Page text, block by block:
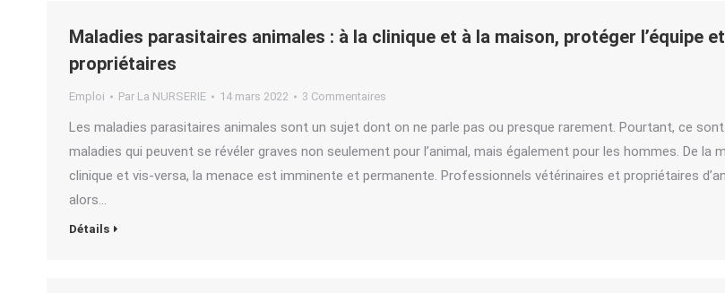
Maladies parasitaires animales : à la clinique et à la maison, protéger l’équipe
propriétaires
Emploi Par La NURSERIE 14 mars 2022 3 Commentaires
Les maladies parasitaires animales sont un sujet dont on ne parle pas ou presque rarement. Pourtant, ce
maladies qui peuvent se révéler graves non seulement pour l’animal, mais également pour les hommes. De la
clinique et vis-versa, la menace est imminente et permanente. Professionnels vétérinaires et propriétaires
alors…
Détails